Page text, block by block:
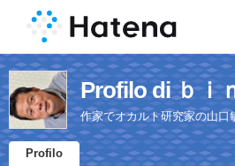
Profilo di ｂｉ
作家でオカルト研究家の山口
Profilo